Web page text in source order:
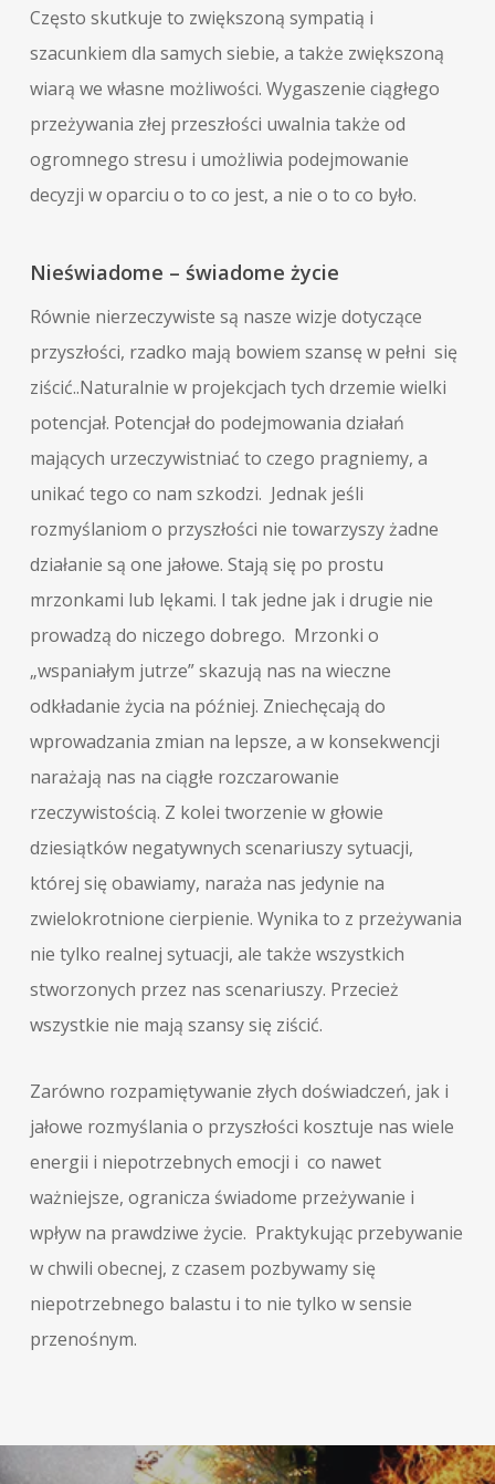
Często skutkuje to zwiększoną sympatią i
szacunkiem dla samych siebie, a także zwiększoną
wiarą we własne możliwości. Wygaszenie ciągłego
przeżywania złej przeszłości uwalnia także od
ogromnego stresu i umożliwia podejmowanie
decyzji w oparciu o to co jest, a nie o to co było.
Nieświadome – świadome życie
Równie nierzeczywiste są nasze wizje dotyczące
przyszłości, rzadko mają bowiem szansę w pełni się
ziścić..Naturalnie w projekcjach tych drzemie wielki
potencjał. Potencjał do podejmowania działań
mających urzeczywistniać to czego pragniemy, a
unikać tego co nam szkodzi. Jednak jeśli
rozmyślaniom o przyszłości nie towarzyszy żadne
działanie są one jałowe. Stają się po prostu
mrzonkami lub lękami. I tak jedne jak i drugie nie
prowadzą do niczego dobrego. Mrzonki o
„wspaniałym jutrze” skazują nas na wieczne
odkładanie życia na później. Zniechęcają do
wprowadzania zmian na lepsze, a w konsekwencji
narażają nas na ciągłe rozczarowanie
rzeczywistością. Z kolei tworzenie w głowie
dziesiątków negatywnych scenariuszy sytuacji,
której się obawiamy, naraża nas jedynie na
zwielokrotnione cierpienie. Wynika to z przeżywania
nie tylko realnej sytuacji, ale także wszystkich
stworzonych przez nas scenariuszy. Przecież
wszystkie nie mają szansy się ziścić.
Zarówno rozpamiętywanie złych doświadczeń, jak i
jałowe rozmyślania o przyszłości kosztuje nas wiele
energii i niepotrzebnych emocji i co nawet
ważniejsze, ogranicza świadome przeżywanie i
wpływ na prawdziwe życie. Praktykując przebywanie
w chwili obecnej, z czasem pozbywamy się
niepotrzebnego balastu i to nie tylko w sensie
przenośnym.